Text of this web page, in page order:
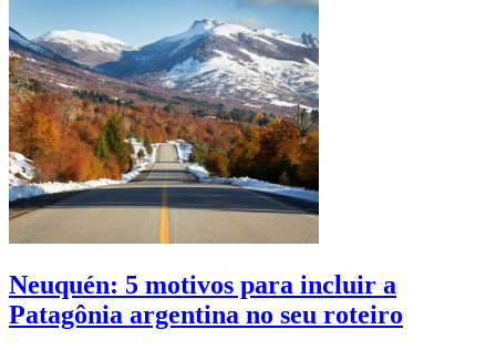
Neuquén: 5 motivos para incluir a
Patagônia argentina no seu roteiro